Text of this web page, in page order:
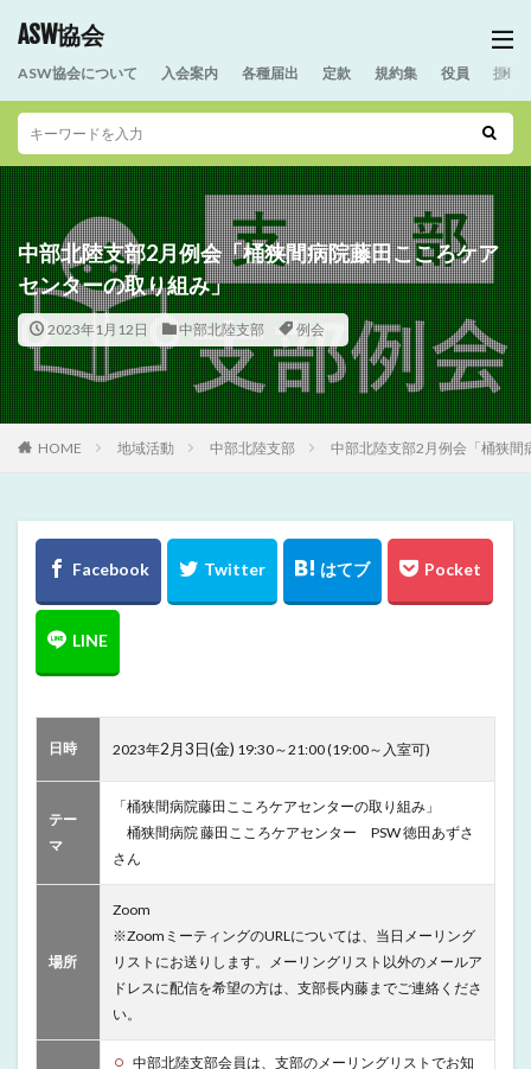
ASW協会
ASW協会について 入会案内 各種届出 定款 規約集 役員 援助
中部北陸支部2月例会「桶狭間病院藤田こころケア
センターの取り組み」
2023年1月12日 中部北陸支部 例会
HOME 地域活動 中部北陸支部 中部北陸支部2月例会「桶狭間
日時 2023年2月3日(金) 19:30～21:00 (19:00～入室可)
テー
マ
「桶狭間病院藤田こころケアセンターの取り組み」
桶狭間病院 藤田こころケアセンター PSW 徳田あずさ
さん
場所
Zoom
※ZoomミーティングのURLについては、当日メーリング
リストにお送りします。メーリングリスト以外のメールア
ドレスに配信を希望の方は、支部長内藤までご連絡くださ
い。
中部北陸支部会員は、支部のメーリングリストでお知